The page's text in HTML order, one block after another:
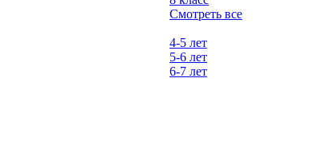
Смотреть все
4-5 лет
5-6 лет
6-7 лет